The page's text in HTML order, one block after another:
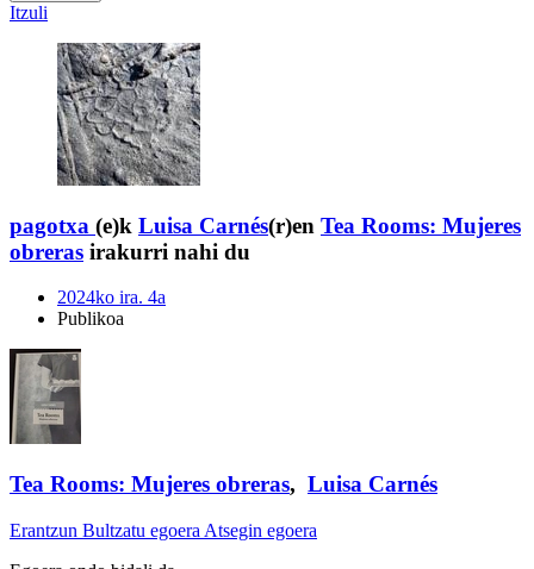
Itzuli
pagotxa (e)k Luisa Carnés(r)en Tea Rooms: Mujeres
obreras irakurri nahi du
2024ko ira. 4a
Publikoa
Tea Rooms: Mujeres obreras, Luisa Carnés
Erantzun Bultzatu egoera Atsegin egoera